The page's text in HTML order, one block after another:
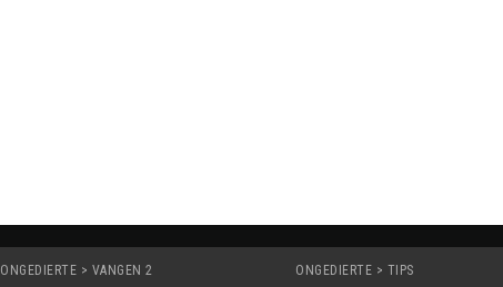
ONGEDIERTE > VANGEN 2 ONGEDIERTE > TIPS